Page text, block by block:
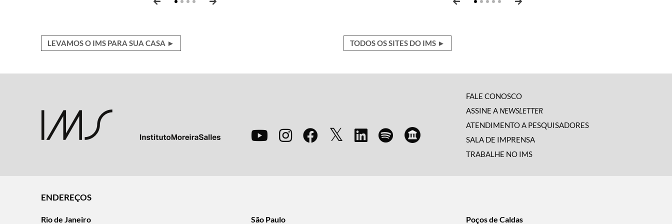
LEVAMOS O IMS PARA SUA CASA ► TODOS OS SITES DO IMS ►
FALE CONOSCO
ASSINE A NEWSLETTER
ATENDIMENTO A PESQUISADORES
SALA DE IMPRENSA
TRABALHE NO IMS
ENDEREÇOS
Rio de Janeiro São Paulo Poços de Caldas